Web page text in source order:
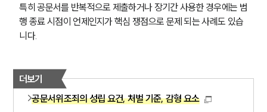
특히 공문서를 반복적으로 제출하거나 장기간 사용한 경우에는 범
행 종료 시점이 언제인지가 핵심 쟁점으로 문제 되는 사례도 있습
니다.
더보기
공문서위조죄의 성립 요건, 처벌 기준, 감형 요소